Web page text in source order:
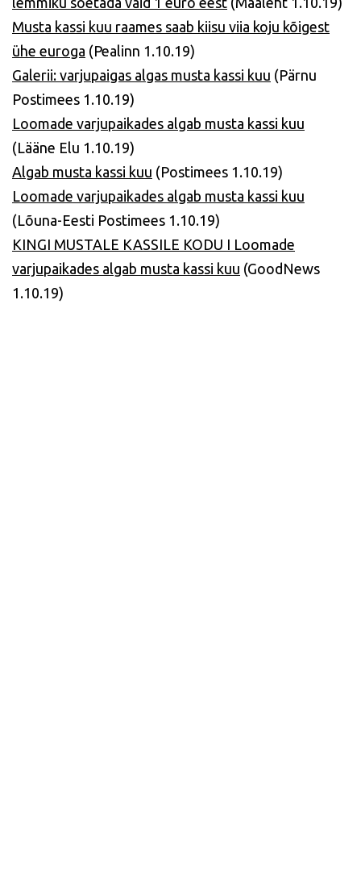
Musta kassi kuu raames saab kiisu viia koju kõigest
ühe euroga (Pealinn 1.10.19)
Galerii: varjupaigas algas musta kassi kuu (Pärnu
Postimees 1.10.19)
Loomade varjupaikades algab musta kassi kuu
(Lääne Elu 1.10.19)
Algab musta kassi kuu (Postimees 1.10.19)
Loomade varjupaikades algab musta kassi kuu
(Lõuna-Eesti Postimees 1.10.19)
KINGI MUSTALE KASSILE KODU I Loomade
varjupaikades algab musta kassi kuu (GoodNews
1.10.19)